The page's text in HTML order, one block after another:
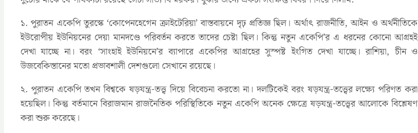
১. পুরাতন একেপি তুরস্কে ‘কোপেনহেগেন ক্রাইটেরিয়া’ বাস্তবায়নে দৃঢ় প্রতিজ্ঞ ছিল। অর্থাৎ রাজনীতি, আইন ও অর্থনীতিকে
ইউরোপীয় ইউনিয়নের দেয়া মানদণ্ডে পরিবর্তন করতে তাদের চেষ্টা ছিল। কিন্তু নতুন একেপি’র এ ধরনের কোনো আগ্রহই
দেখা যাচ্ছে না। বরং ‘সাংহাই ইউনিয়নে’র ব্যাপারে একেপির আগ্রহের সুস্পষ্ট ইংগিত দেখা যাচ্ছে। রাশিয়া, চীন ও
উজবেকিস্তানের মতো প্রভাবশালী দেশগুলো সেখানে রয়েছে।
২. পুরাতন একেপি তখন বিশ্বকে ষড়যন্ত্র-তত্ত্ব দিয়ে বিবেচনা করতো না। দলটিকেই বরং ষড়যন্ত্র-তত্ত্বের লক্ষ্যে পরিণত করা
হয়েছিল। কিন্তু বর্তমানে বিরাজমান রাজনৈতিক পরিস্থিতিকে নতুন একেপি অনেক ক্ষেত্রে ষড়যন্ত্র-তত্ত্বের আলোকে বিশ্লেষণ
করা শুরু করেছে।